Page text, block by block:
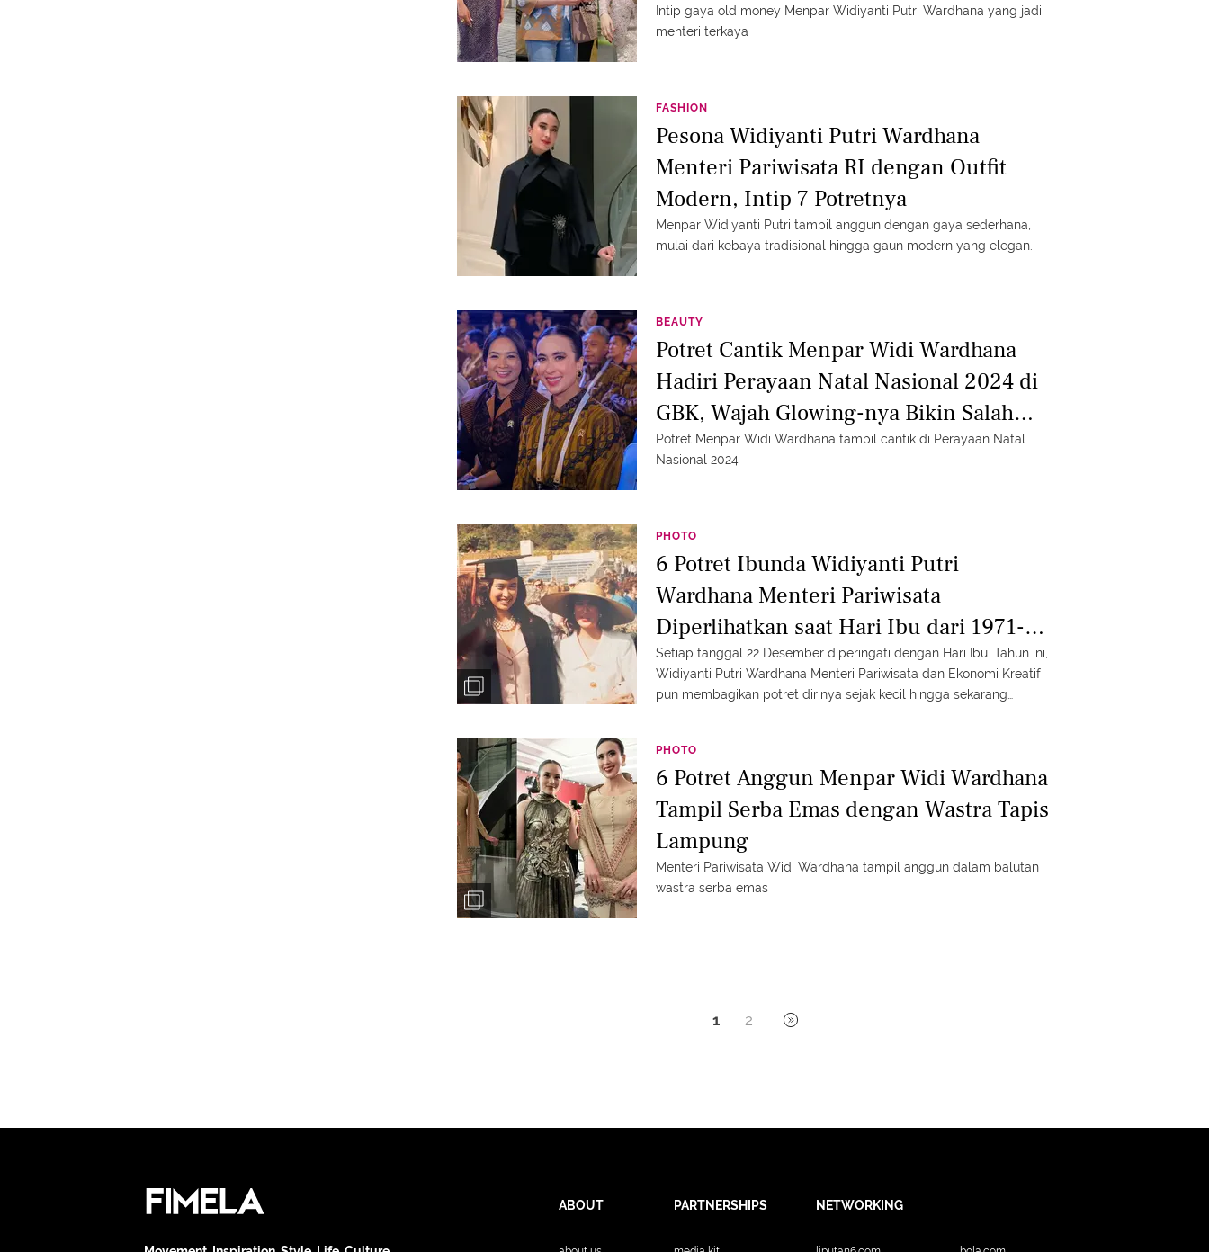
Intip gaya old money Menpar Widiyanti Putri Wardhana yang jadi
menteri terkaya
FASHION
Pesona Widiyanti Putri Wardhana
Menteri Pariwisata RI dengan Outfit
Modern, Intip 7 Potretnya
Menpar Widiyanti Putri tampil anggun dengan gaya sederhana,
mulai dari kebaya tradisional hingga gaun modern yang elegan.
BEAUTY
Potret Cantik Menpar Widi Wardhana
Hadiri Perayaan Natal Nasional 2024 di
GBK, Wajah Glowing-nya Bikin Salah
Fokus
Potret Menpar Widi Wardhana tampil cantik di Perayaan Natal
Nasional 2024
PHOTO
6 Potret Ibunda Widiyanti Putri
Wardhana Menteri Pariwisata
Diperlihatkan saat Hari Ibu dari 1971-
2024, Aura Ningrat Terpancar
Setiap tanggal 22 Desember diperingati dengan Hari Ibu. Tahun ini,
Widiyanti Putri Wardhana Menteri Pariwisata dan Ekonomi Kreatif
pun membagikan potret dirinya sejak kecil hingga sekarang
PHOTO
6 Potret Anggun Menpar Widi Wardhana
Tampil Serba Emas dengan Wastra Tapis
Lampung
Menteri Pariwisata Widi Wardhana tampil anggun dalam balutan
wastra serba emas
1 2
ABOUT PARTNERSHIPS NETWORKING